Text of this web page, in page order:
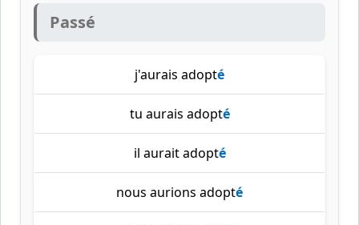
Passé
j'aurais adopté
tu aurais adopté
il aurait adopté
nous aurions adopté